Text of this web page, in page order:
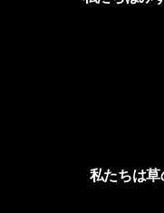
私たちは草